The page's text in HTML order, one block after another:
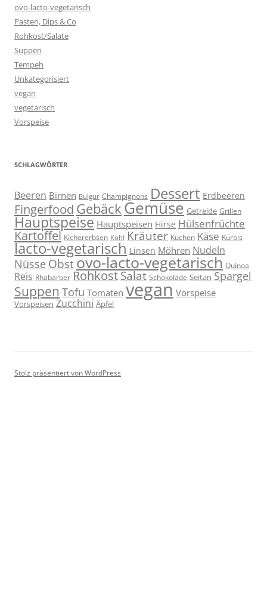
ovo-lacto-vegetarisch
Pasten, Dips & Co
Rohkost/Salate
Suppen
Tempeh
Unkategorisiert
vegan
vegetarisch
Vorspeise
SCHLAGWÖRTER
Beeren Birnen Bulgur Champignons Dessert Erdbeeren
Fingerfood Gebäck Gemüse Getreide Grillen
Hauptspeise Hauptspeisen Hirse Hülsenfrüchte
Kartoffel Kichererbsen Kohl Kräuter Kuchen Käse Kürbis
lacto-vegetarisch Linsen Möhren Nudeln
Nüsse Obstovo-lacto-vegetarisch Quinoa
Reis Rhabarber RohkostSalat Schokolade Seitan Spargel
Suppen Tofu Tomaten vegan Vorspeise
Vorspeisen Zucchini Äpfel
Stolz präsentiert von WordPress